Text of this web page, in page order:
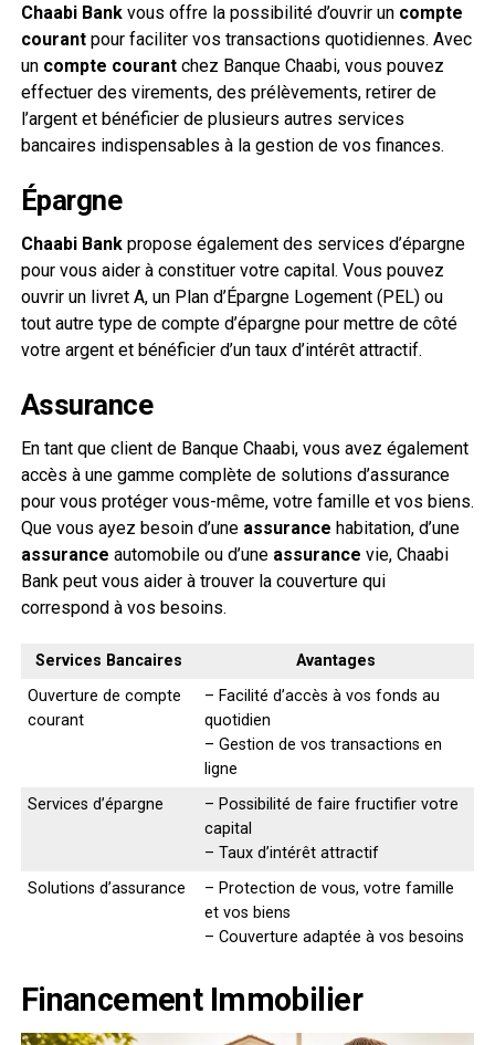
Chaabi Bankvous offre la possibilité d’ouvrir un compte
courantpour faciliter vos transactions quotidiennes. Avec
un compte courantchez Banque Chaabi, vous pouvez
effectuer des virements, des prélèvements, retirer de
l’argent et bénéficier de plusieurs autres services
bancaires indispensables à la gestion de vos finances.
Épargne
Chaabi Bankpropose également des services d’épargne
pour vous aider à constituer votre capital. Vous pouvez
ouvrir un livret A, un Plan d’Épargne Logement (PEL) ou
tout autre type de compte d’épargne pour mettre de côté
votre argent et bénéficier d’un taux d’intérêt attractif.
Assurance
En tant que client de Banque Chaabi, vous avez également
accès à une gamme complète de solutions d’assurance
pour vous protéger vous-même, votre famille et vos biens.
Que vous ayez besoin d’une assurance habitation, d’une
assurance automobile ou d’une assurance vie, Chaabi
Bank peut vous aider à trouver la couverture qui
correspond à vos besoins.
Services Bancaires
Avantages
Ouverture de compte
courant
– Facilité d’accès à vos fonds au
quotidien
– Gestion de vos transactions en
ligne
Services d’épargne
– Possibilité de faire fructifier votre
capital
– Taux d’intérêt attractif
Solutions d’assurance
– Protection de vous, votre famille
et vos biens
– Couverture adaptée à vos besoins
Financement Immobilier